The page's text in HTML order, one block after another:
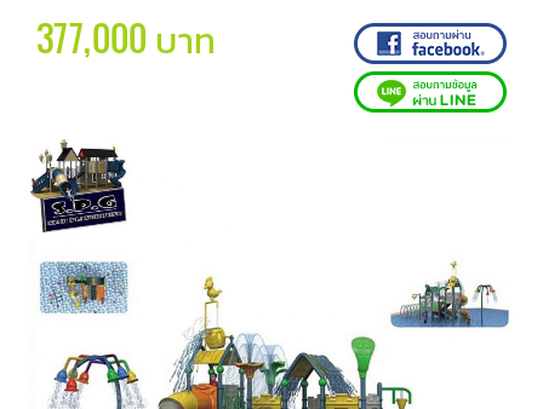
377,000 บาท